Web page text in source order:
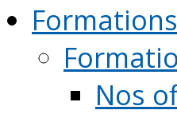
Formations
Nos